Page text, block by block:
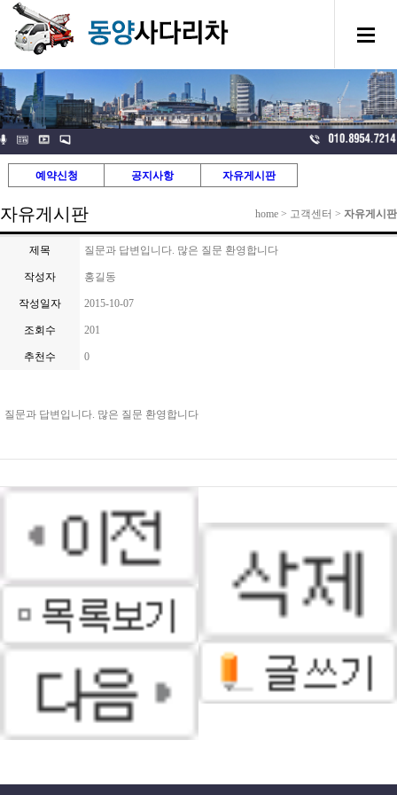
예약신청 공지사항 자유게시판
자유게시판 home > 고객센터 > 자유게시판
제목 질문과 답변입니다. 많은 질문 환영합니다
작성자 홍길동
작성일자 2015-10-07
조회수 201
추천수 0
질문과 답변입니다. 많은 질문 환영합니다